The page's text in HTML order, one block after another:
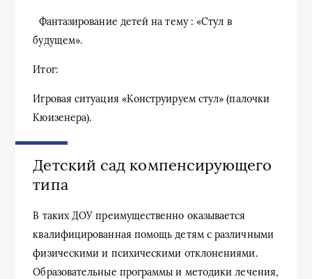
Фантазирование детей на тему : «Стул в
будущем».
Итог:
Игровая ситуация «Конструируем стул» (палочки
Кюизенера).
Детский сад компенсирующего
типа
В таких ДОУ преимущественно оказывается
квалифицированная помощь детям с различными
физическими и психическими отклонениями.
Образовательные программы и методики лечения,